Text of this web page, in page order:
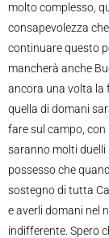
molto complesso,
consapevolezza
continuare questo
mancherà anche
ancora una volta la
quella di domani
fare sul campo,
saranno molti duelli
possesso che
sostegno di tutta
e averli domani nel
indifferente. Spero